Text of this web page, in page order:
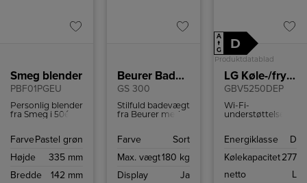
Smeg blender
PBF01PGEU
Personlig blender
fra Smeg i 50ér
to hastigheder.
FarvePastel grøn
Højde
335 mm
Bredde
142 mm
Beurer Badevægt
GS 300
Stilfuld badevægt
fra Beurer med
silikoneoverflade
vægtkapacitet på
Farve
Sort
Max. vægt180 kg
Display
Ja
A
↑
G
D
Produktdatablad
LG Køle-/fryseskab
GBV5250DEP
Wi-Fi-
understøttelse,
smartphone og
kan du fjernstyre
så dit kabinet er
Energiklasse
D
Kølekapacitet
netto
277
L